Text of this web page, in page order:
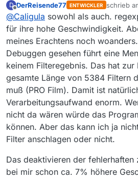
Ich habe deine Einträge
sind eine Menge in
Kannst Du mir dazu bitte
bedeutet unterschiedliche
Ist hier die absolute Länge
#:.ja uff erstmal!.ggü.
die gefährlichsten
Oder die Komplexität, d.h.
Platzhaltern bspw?
D
Offline
DerReisende77 ENTWICKLER schrieb
zuletzt
@Caligula sowohl als auch.
für ihre hohe Geschwindigkeit.
meines Erachtens noch
Debuggen gesehen führt eine
keinem Filteregebnis. Das hat
gesamte Länge von 5384 Filtern
muß (PRO Film). Damit ist
Verarbeitungsaufwand enorm.
nicht da wären würde das
können. Aber das kann ich ja
Filter anschlagen oder nicht.
Das deaktivieren der
bei mir schon ca. 7% höhere